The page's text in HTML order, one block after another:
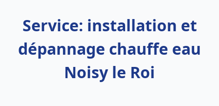
Service: installation et
dépannage chauffe eau
Noisy le Roi